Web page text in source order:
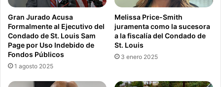
comunitario y los jóvenes están haciendo mucho por
esparcir el virus que esta circulando en la comunidad.
Con el debate sobre la apertura de las escuelas en pleno
giro, las autoridades no han podido continuar ignorando el
aumento de casos.
Gran Jurado Acusa
Formalmente al Ejecutivo del
Condado de St. Louis Sam
Page por Uso Indebido de
Fondos Públicos
1 agosto 2025
Melissa Price-Smith
juramenta como la sucesora
a la fiscalía del Condado de
St. Louis
3 enero 2025